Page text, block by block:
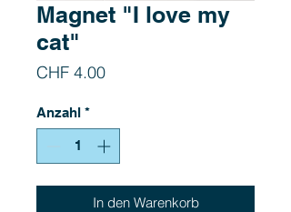
Magnet "I love my
cat"
CHF 4.00Preis
Anzahl *
In den Warenkorb